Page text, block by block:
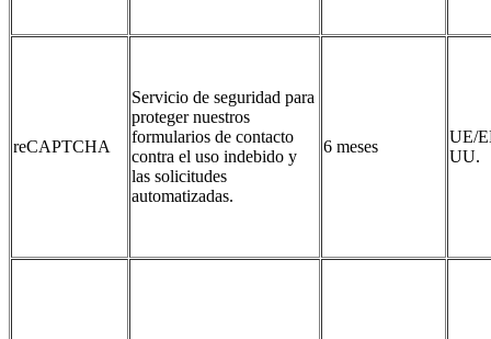
reCAPTCHA
Servicio de seguridad para
proteger nuestros
formularios de contacto
contra el uso indebido y
las solicitudes
automatizadas.
6 meses
UE/
UU.